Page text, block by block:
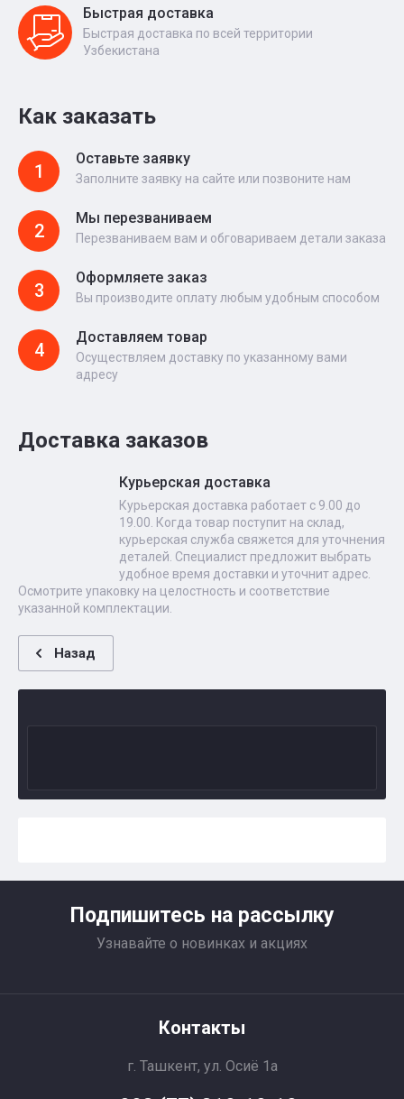
Быстрая доставка
Быстрая доставка по всей территории
Узбекистана
Как заказать
1
Оставьте заявку
Заполните заявку на сайте или позвоните нам
2
Мы перезваниваем
Перезваниваем вам и обговариваем детали заказа
3
Оформляете заказ
Вы производите оплату любым удобным способом
4
Доставляем товар
Осуществляем доставку по указанному вами
адресу
Доставка заказов
Курьерская доставка
Курьерская доставка работает с 9.00 до
19.00. Когда товар поступит на склад,
курьерская служба свяжется для уточнения
деталей. Специалист предложит выбрать
удобное время доставки и уточнит адрес.
Осмотрите упаковку на целостность и соответствие
указанной комплектации.
Назад
Подпишитесь на рассылку
Узнавайте о новинках и акциях
Контакты
г. Ташкент, ул. Осиё 1a